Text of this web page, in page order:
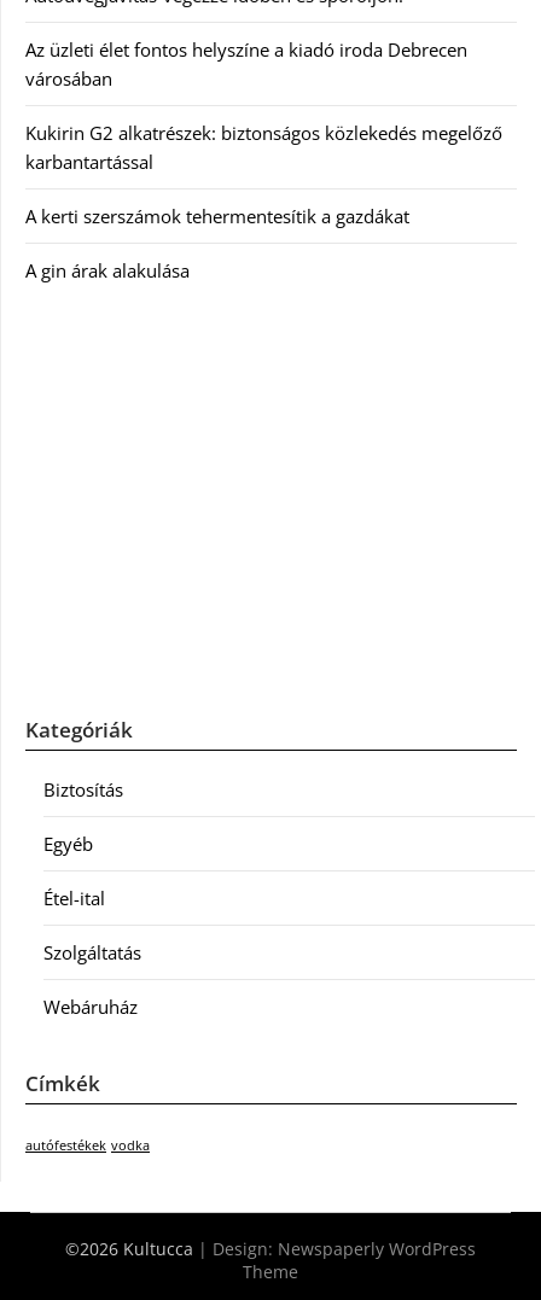
Az üzleti élet fontos helyszíne a kiadó iroda Debrecen
városában
Kukirin G2 alkatrészek: biztonságos közlekedés megelőző
karbantartással
A kerti szerszámok tehermentesítik a gazdákat
A gin árak alakulása
Kategóriák
Biztosítás
Egyéb
Étel-ital
Szolgáltatás
Webáruház
Címkék
autófestékek vodka
©2026 Kultucca | Design: Newspaperly WordPress
Theme